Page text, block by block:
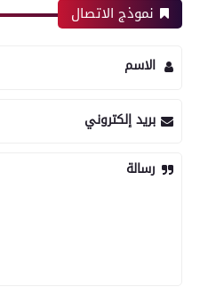
نموذج الاتصال
الاسم
بريد إلكتروني
رسالة